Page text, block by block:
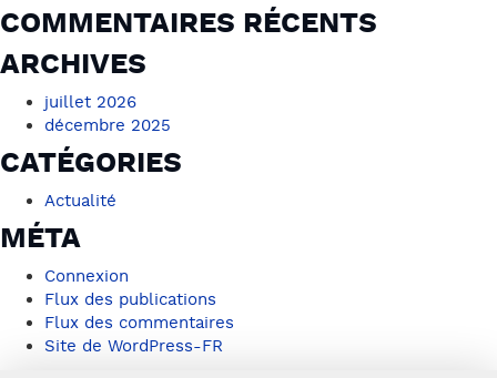
COMMENTAIRES RÉCENTS
ARCHIVES
juillet 2026
décembre 2025
CATÉGORIES
Actualité
MÉTA
Connexion
Flux des publications
Flux des commentaires
Site de WordPress-FR